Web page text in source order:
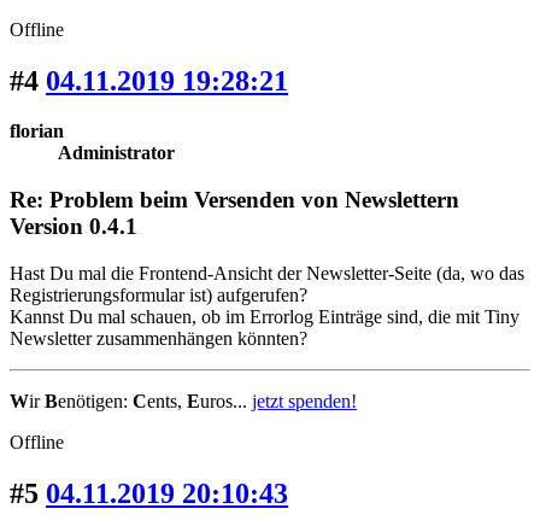
Offline
#4 04.11.2019 19:28:21
florian
Administrator
Re: Problem beim Versenden von Newslettern
Version 0.4.1
Hast Du mal die Frontend-Ansicht der Newsletter-Seite (da, wo das
Registrierungsformular ist) aufgerufen?
Kannst Du mal schauen, ob im Errorlog Einträge sind, die mit Tiny
Newsletter zusammenhängen könnten?
WirBenötigen: Cents, Euros... jetzt spenden!
Offline
#5 04.11.2019 20:10:43